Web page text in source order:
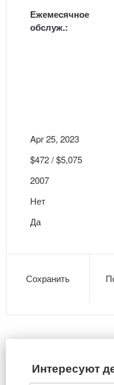
Ежемесячное
обслуж.:
Apr 25, 2023
$472 / $5,075
2007
Нет
Да
Сохранить
Интересуют